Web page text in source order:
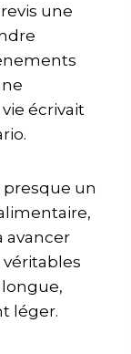
une
écrivait
presque un
avancer
longue,
léger.